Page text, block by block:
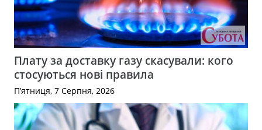
Плату за доставку газу скасували: кого
стосуються нові правила
П’ятниця, 7 Серпня, 2026